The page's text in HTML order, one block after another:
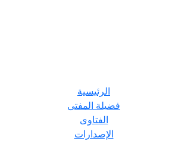
الرئيسية
فضيلة المفتى
الفتاوى
الإصدارات